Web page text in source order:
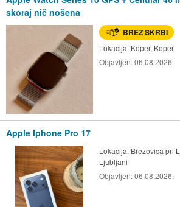
skoraj nič nošena
BREZ SKRBI
Lokacija: Koper, Koper
Objavljen:06.08.2026.
Apple Iphone Pro 17
Lokacija: Brezovica pri
Ljubljani
Objavljen:06.08.2026.